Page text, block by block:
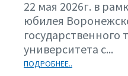
22 мая 2026г. в
юбилея
государственного
университета с...
ПОДРОБНЕЕ..